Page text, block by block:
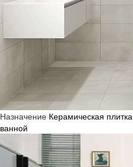
Назначение Керамическая плитка
ванной